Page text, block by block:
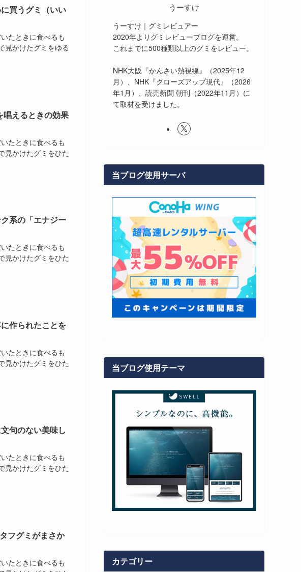
買うグミ（いい
たときに食べるも
見かけたグミをゆる
えるときの効果
たときに食べるも
見かけたグミをひた
系の「エナジー
たときに食べるも
見かけたグミをひた
作られたことを
たときに食べるも
見かけたグミをひた
句のない美味し
たときに食べるも
見かけたグミをひた
フグミがまさか
たときに食べるも
うーすけ
うーすけ｜グミレビュアー
2020年よりグミレビューブログを運営。
これまでに500種類以上のグミをレビュー。
NHK大阪『かんさい熱視線』（2025年12
月）、NHK『クローズアップ現代』（2026
年1月）、読売新聞 朝刊（2022年11月）に
て取材を受けました。
当ブログ使用サーバ
当ブログ使用テーマ
カテゴリー